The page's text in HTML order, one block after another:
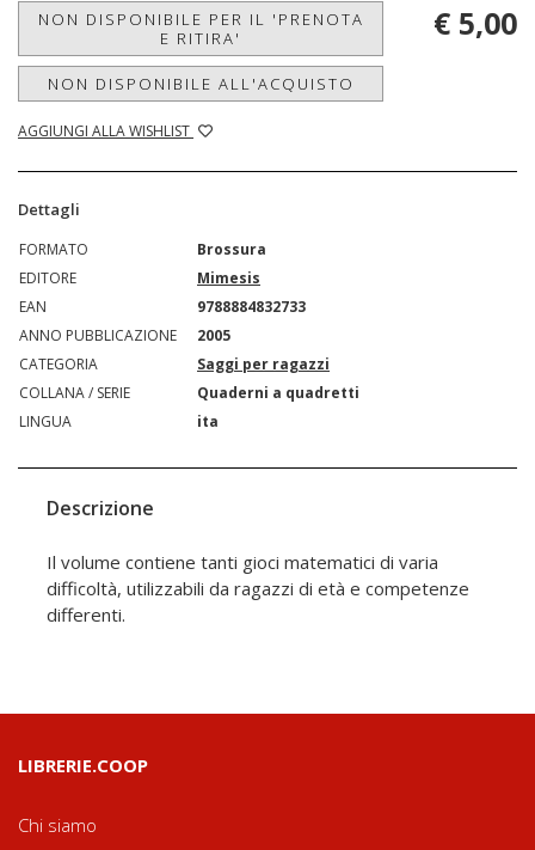
NON DISPONIBILE PER IL 'PRENOTA
E RITIRA'
NON DISPONIBILE ALL'ACQUISTO
AGGIUNGI ALLA WISHLIST
€ 5,00
Dettagli
FORMATO
Brossura
EDITORE
Mimesis
EAN
9788884832733
ANNO PUBBLICAZIONE
2005
CATEGORIA
Saggi per ragazzi
COLLANA / SERIE
Quaderni a quadretti
LINGUA
ita
Descrizione
Il volume contiene tanti gioci matematici di varia
difficoltà, utilizzabili da ragazzi di età e competenze
differenti.
LIBRERIE.COOP
Chi siamo